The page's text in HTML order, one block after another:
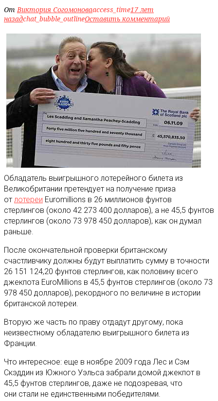
ОтВиктория Согомоноваaccess_time17 лет
назадchat_bubble_outlineОставить комментарий
Обладатель выигрышного лотерейного билета из
Великобритании претендует на получение приза
от лотереи Euromillions в 26 миллионов фунтов
стерлингов (около 42 273 400 долларов), а не 45,5 фунтов
стерлингов (около 73 978 450 долларов), как он думал
раньше.
После окончательной проверки британскому
счастливчику должны будут выплатить сумму в точности
26 151 124,20 фунтов стерлингов, как половину всего
джекпота EuroMillions в 45,5 фунтов стерлингов (около 73
978 450 долларов), рекордного по величине в истории
британской лотереи.
Вторую же часть по праву отдадут другому, пока
неизвестному обладателю выигрышного билета из
Франции.
Что интересное: еще в ноябре 2009 года Лес и Сэм
Скэддин из Южного Уэльса забрали домой джекпот в
45,5 фунтов стерлингов, даже не подозревая, что
они стали не единственными победителями.